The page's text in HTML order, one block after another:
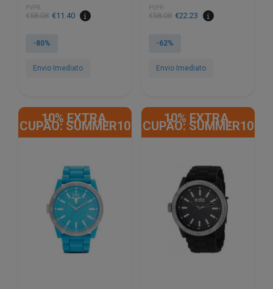
PVPR
€58.08
O
original
€58.08.
€11.40
O
atual
€11.40.
-80%
Envio Imediato
PVPR
€58.08
O
original
€58.08.
€22.23
O
atual
€22.23.
-62%
Envio Imediato
10% EXTRA,
CUPÃO: SUMMER10
10% EXTRA,
CUPÃO: SUMMER10